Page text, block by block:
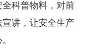
全科普物料，对前
讲，让安全生产